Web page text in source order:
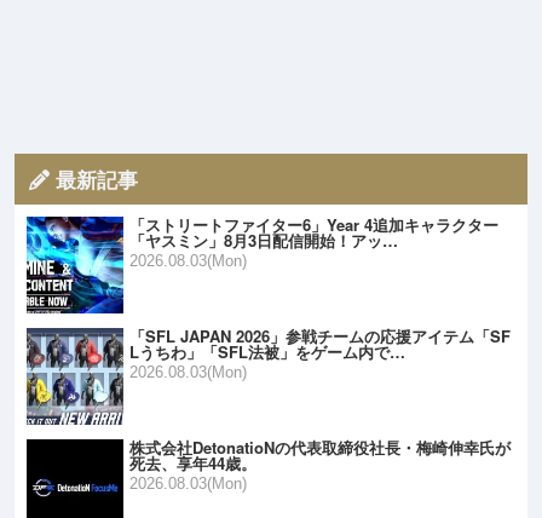
最新記事
「ストリートファイター6」Year 4追加キャラクター
「ヤスミン」8月3日配信開始！アッ…
2026.08.03(Mon)
「SFL JAPAN 2026」参戦チームの応援アイテム「SF
Lうちわ」「SFL法被」をゲーム内で…
2026.08.03(Mon)
株式会社DetonatioNの代表取締役社長・梅崎伸幸氏が
死去、享年44歳。
2026.08.03(Mon)